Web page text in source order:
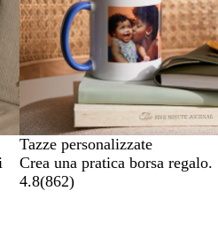
Tazze personalizzate
Crea una pratica borsa regalo.
4.8(862)